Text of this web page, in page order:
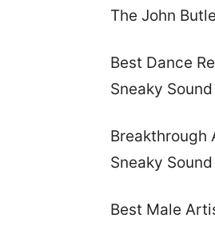
The John
Best Dance
Sneaky
Breakthrough
Sneaky
Best Male